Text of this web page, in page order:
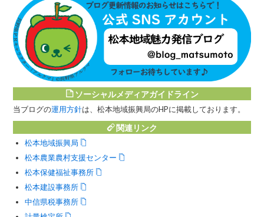
ソーシャルメディアガイドライン
当ブログの運用方針は、松本地域振興局のHPに掲載しております。
関連リンク
松本地域振興局
松本農業農村支援センター
松本保健福祉事務所
松本建設事務所
中信県税事務所